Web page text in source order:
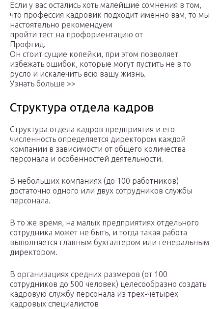
Если у вас остались хоть малейшие сомнения в том,
что профессия кадровик подходит именно вам, то мы
настоятельно рекомендуем
пройти тест на профориентацию от
Профгид.
Он стоит сущие копейки, при этом позволяет
избежать ошибок, которые могут пустить не в то
русло и искалечить всю вашу жизнь.
Узнать больше >>
Структура отдела кадров
Структура отдела кадров предприятия и его
численность определяется директором каждой
компании в зависимости от общего количества
персонала и особенностей деятельности.
В небольших компаниях (до 100 работников)
достаточно одного или двух сотрудников службы
персонала.
В то же время, на малых предприятиях отдельного
сотрудника может не быть, и тогда такая работа
выполняется главным бухгалтером или генеральным
директором.
В организациях средних размеров (от 100
сотрудников до 500 человек) целесообразно создать
кадровую службу персонала из трех-четырех
кадровых специалистов